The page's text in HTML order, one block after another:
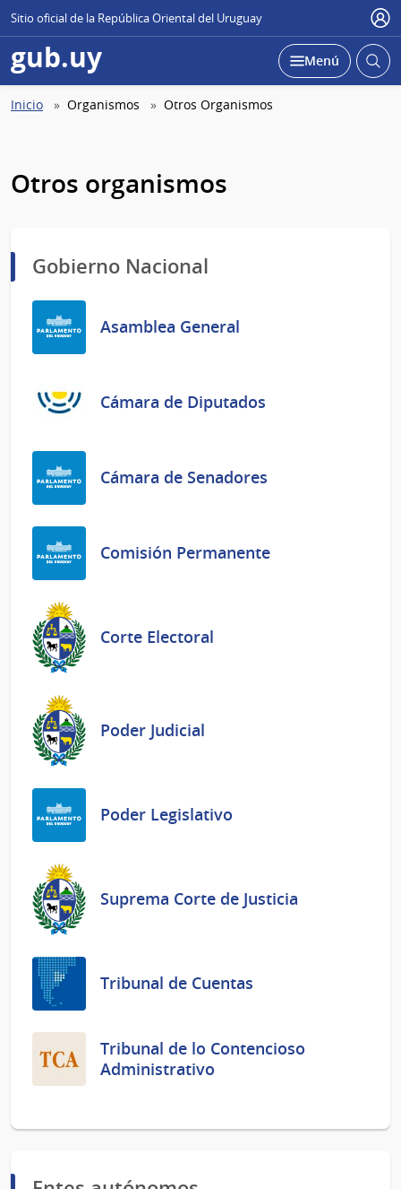
Sitio oficial de la República Oriental del Uruguay
gub.uy Abierta
Desplegar
Menú Abrir
Ruta
Inicio Organismos Otros Organismos
Otros organismos
Gobierno Nacional
Asamblea General
Cámara de Diputados
Cámara de Senadores
Comisión Permanente
Corte Electoral
Poder Judicial
Poder Legislativo
Suprema Corte de Justicia
Tribunal de Cuentas
Tribunal de lo Contencioso
Administrativo